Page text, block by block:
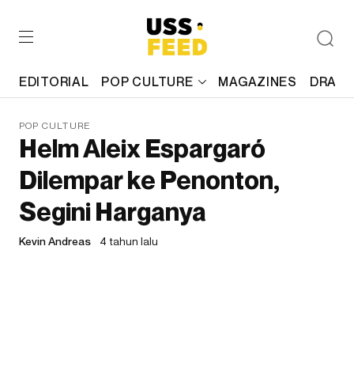
EDITORIAL POP CULTURE MAGAZINES
POP CULTURE
Helm Aleix Espargaró
Dilempar ke Penonton,
Segini Harganya
Kevin Andreas 4 tahun lalu